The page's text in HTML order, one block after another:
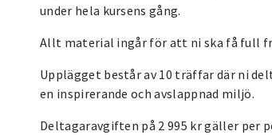
under hela kursens gång.
Allt material ingår för att ni ska få full
Upplägget består av 10 träffar där ni
en inspirerande och avslappnad miljö.
Deltagaravgiften på 2 995 kr gäller per